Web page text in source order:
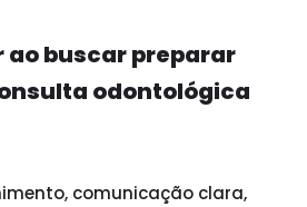
ao buscar preparar
odontológica
comunicação clara,